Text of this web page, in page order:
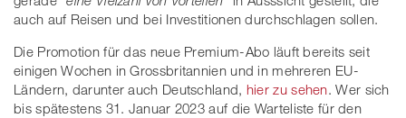
auch auf Reisen und bei Investitionen durchschlagen sollen.
Die Promotion für das neue Premium-Abo läuft bereits seit
einigen Wochen in Grossbritannien und in mehreren EU-
Ländern, darunter auch Deutschland, hier zu sehen. Wer sich
bis spätestens 31. Januar 2023 auf die Warteliste für den